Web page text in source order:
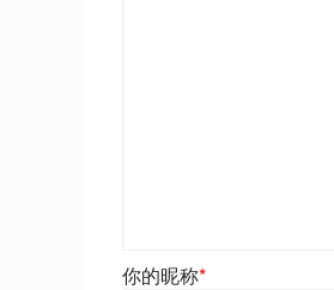
你的昵称*